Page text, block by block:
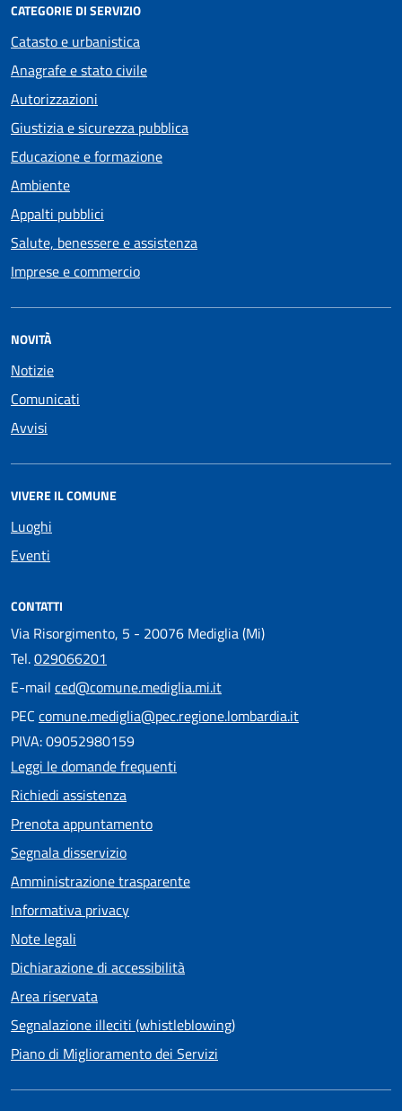
CATEGORIE DI SERVIZIO
Catasto e urbanistica
Anagrafe e stato civile
Autorizzazioni
Giustizia e sicurezza pubblica
Educazione e formazione
Ambiente
Appalti pubblici
Salute, benessere e assistenza
Imprese e commercio
NOVITÀ
Notizie
Comunicati
Avvisi
VIVERE IL COMUNE
Luoghi
Eventi
CONTATTI
Via Risorgimento, 5 - 20076 Mediglia (Mi)
Tel.029066201
E-mail ced@comune.mediglia.mi.it
PEC comune.mediglia@pec.regione.lombardia.it
PIVA: 09052980159
Leggi le domande frequenti
Richiedi assistenza
Prenota appuntamento
Segnala disservizio
Amministrazione trasparente
Informativa privacy
Note legali
Dichiarazione di accessibilità
Area riservata
Segnalazione illeciti (whistleblowing)
Piano di Miglioramento dei Servizi